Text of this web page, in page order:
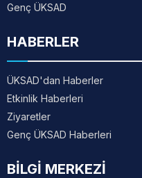
Genç ÜKSAD
HABERLER
ÜKSAD'dan Haberler
Etkinlik Haberleri
Ziyaretler
Genç ÜKSAD Haberleri
BİLGİ MERKEZİ